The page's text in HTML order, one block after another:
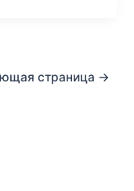
страница →